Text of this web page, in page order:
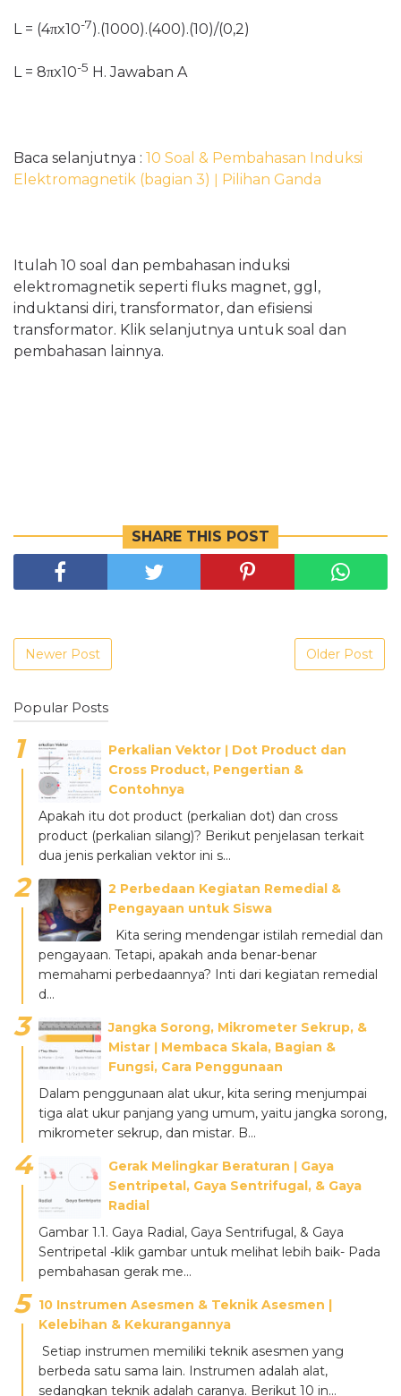
L = (4πx10-7).(1000).(400).(10)/(0,2)
L = 8πx10-5 H. Jawaban A
Baca selanjutnya : 10 Soal & Pembahasan Induksi
Elektromagnetik (bagian 3) ǀ Pilihan Ganda
Itulah 10 soal dan pembahasan induksi
elektromagnetik seperti fluks magnet, ggl,
induktansi diri, transformator, dan efisiensi
transformator. Klik selanjutnya untuk soal dan
pembahasan lainnya.
SHARE THIS POST
Newer Post Older Post
Popular Posts
Perkalian Vektor ǀ Dot Product dan
Cross Product, Pengertian &
Contohnya
Apakah itu dot product (perkalian dot) dan cross
product (perkalian silang)? Berikut penjelasan terkait
dua jenis perkalian vektor ini s...
2 Perbedaan Kegiatan Remedial &
Pengayaan untuk Siswa
Kita sering mendengar istilah remedial dan
pengayaan. Tetapi, apakah anda benar-benar
memahami perbedaannya? Inti dari kegiatan remedial
d...
Jangka Sorong, Mikrometer Sekrup, &
Mistar ǀ Membaca Skala, Bagian &
Fungsi, Cara Penggunaan
Dalam penggunaan alat ukur, kita sering menjumpai
tiga alat ukur panjang yang umum, yaitu jangka sorong,
mikrometer sekrup, dan mistar. B...
Gerak Melingkar Beraturan ǀ Gaya
Sentripetal, Gaya Sentrifugal, & Gaya
Radial
Gambar 1.1. Gaya Radial, Gaya Sentrifugal, & Gaya
Sentripetal -klik gambar untuk melihat lebih baik- Pada
pembahasan gerak me...
10 Instrumen Asesmen & Teknik Asesmen |
Kelebihan & Kekurangannya
Setiap instrumen memiliki teknik asesmen yang
berbeda satu sama lain. Instrumen adalah alat,
sedangkan teknik adalah caranya. Berikut 10 in...